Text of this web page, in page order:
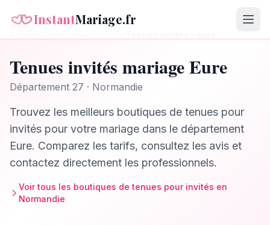
InstantMariage.fr
Tenues invités mariageEure
Département 27 · Normandie
Trouvez les meilleurs boutiques de tenues pour
invités pour votre mariage dans le département
Eure. Comparez les tarifs, consultez les avis et
contactez directement les professionnels.
Voir tous les boutiques de tenues pour invités en
Normandie